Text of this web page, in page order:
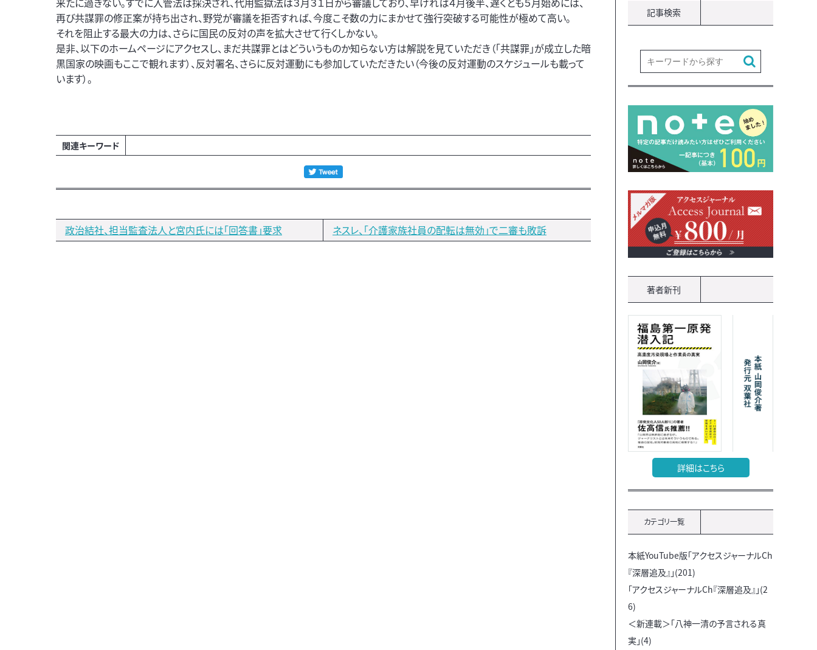
再び共謀罪の修正案が持ち出され、野党が審議を拒否すれば、今度こそ数の力にまかせて強行突破する可能性が極めて高い。
それを阻止する最大の力は、さらに国民の反対の声を拡大させて行くしかない。
是非、以下のホームページにアクセスし、まだ共謀罪とはどういうものか知らない方は解説を見ていただき（「共謀罪」が成立した暗
黒国家の映画もここで観れます）、反対署名、さらに反対運動にも参加していただきたい（今後の反対運動のスケジュールも載って
います）。
関連キーワード
政治結社、担当監査法人と宮内氏には「回答書」要求 ネスレ、「介護家族社員の配転は無効」で二審も敗訴
記事検索
著者新刊
詳細はこちら
カテゴリ一覧
本紙YouTube版「アクセスジャーナルCh
『深層追及』」(201)
「アクセスジャーナルCh『深層追及』」(2
6)
＜新連載＞「八神一清の予言される真
実」(4)